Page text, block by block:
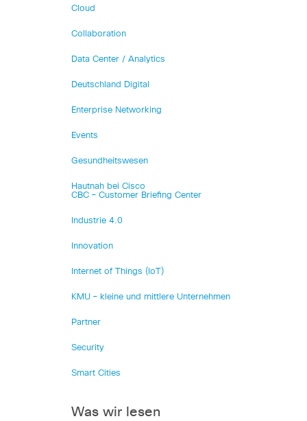
Cloud
Collaboration
Data Center / Analytics
Deutschland Digital
Enterprise Networking
Events
Gesundheitswesen
Hautnah bei Cisco
CBC – Customer Briefing Center
Industrie 4.0
Innovation
Internet of Things (IoT)
KMU – kleine und mittlere Unternehmen
Partner
Security
Smart Cities
Was wir lesen